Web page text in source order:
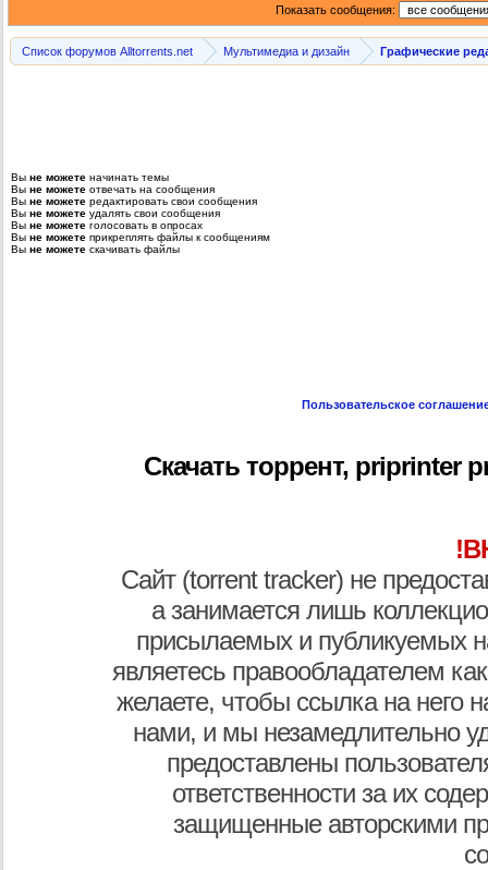
Показать сообщения:
Список форумов Alltorrents.net Мультимедиа и дизайн Графические
Вы не можете начинать темы
Вы не можете отвечать на сообщения
Вы не можете редактировать свои сообщения
Вы не можете удалять свои сообщения
Вы не можете голосовать в опросах
Вы не можете прикреплять файлы к сообщениям
Вы не можете скачивать файлы
Пользовательское
Скачать торрент, priprinter
Сайт (torrent tracker) не
а занимается лишь
присылаемых и публикуемых
являетесь правообладателем
желаете, чтобы ссылка на него
нами, и мы незамедлительно
предоставлены
ответственности за их
защищенные авторскими